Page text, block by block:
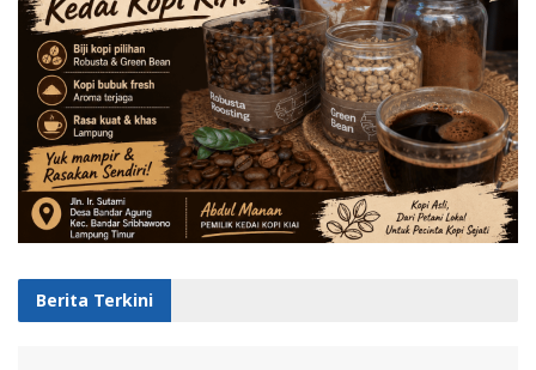
Berita Terkini